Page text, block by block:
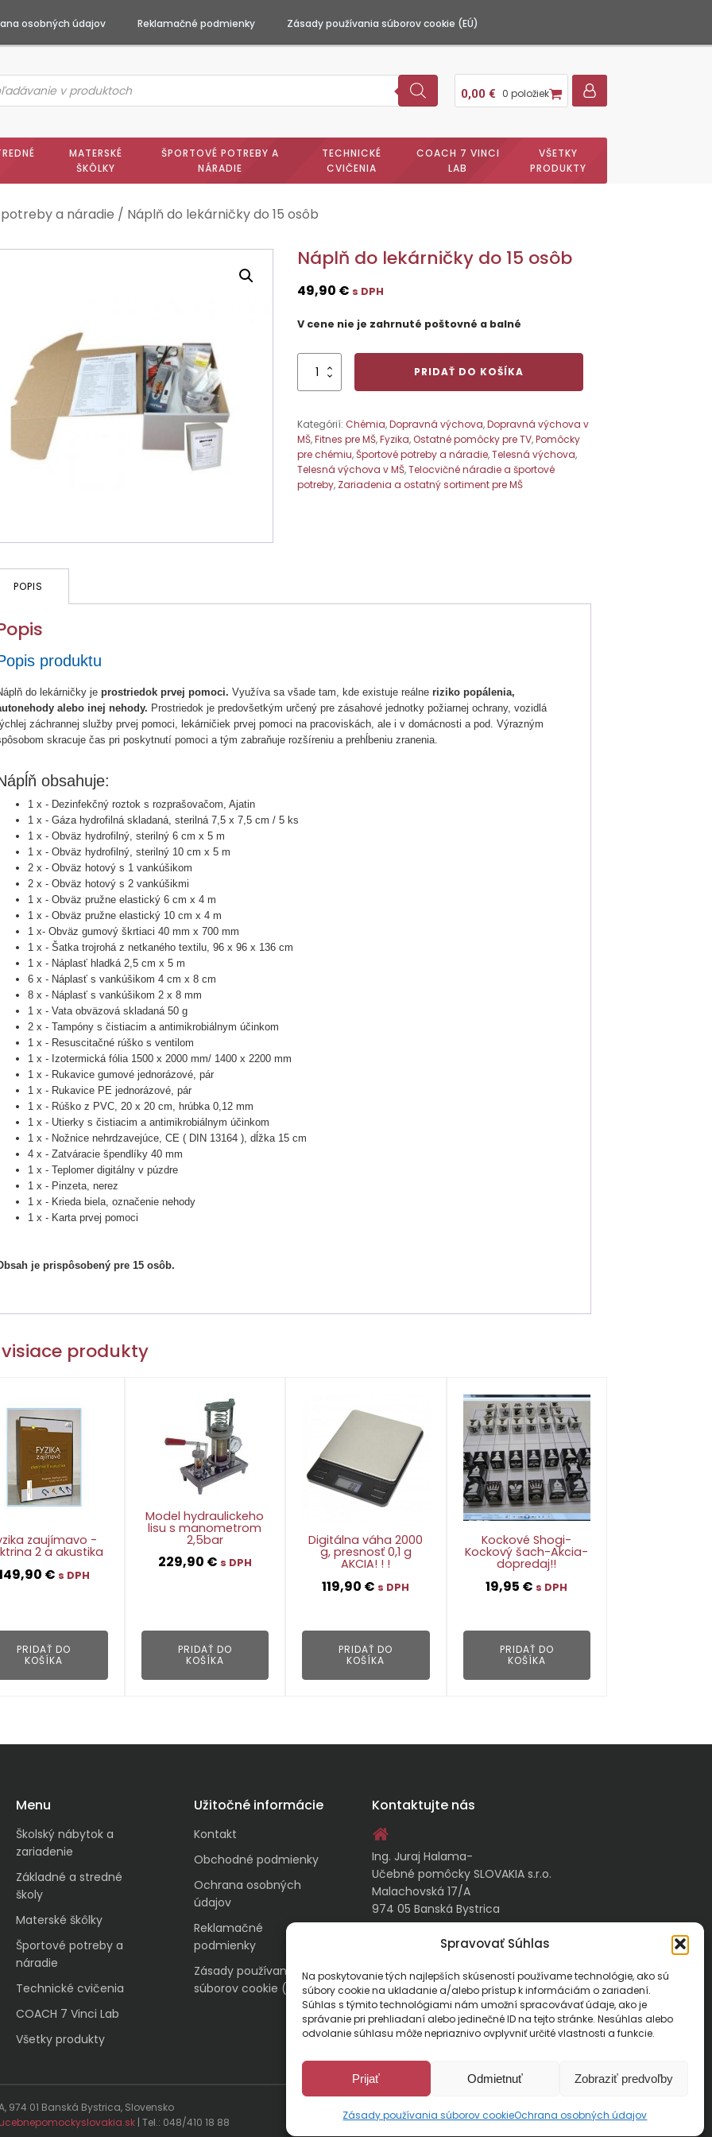
Spravovať Súhlas
Na poskytovanie tých najlepších skúseností používame technológie, ako sú
súbory cookie na ukladanie a/alebo prístup k informáciám o zariadení.
Súhlas s týmito technológiami nám umožní spracovávať údaje, ako je
správanie pri prehliadaní alebo jedinečné ID na tejto stránke. Nesúhlas alebo
odvolanie súhlasu môže nepriaznivo ovplyvniť určité vlastnosti a funkcie.
Prijať Odmietnuť Zobraziť predvoľby
Zásady používania súborov cookieOchrana osobných údajov
osobných údajov Reklamačné podmienky Zásady používania súborov cookie (EÚ)
0,00 € 0 položiek
MATERSKÉ
ŠKÔLKY
ŠPORTOVÉ POTREBY A
NÁRADIE
TECHNICKÉ
CVIČENIA
COACH 7 VINCI
LAB
VŠETKY
PRODUKTY
a náradie / Náplň do lekárničky do 15 osôb
Náplň do lekárničky do 15 osôb
49,90 € s DPH
V cene nie je zahrnuté poštovné a balné
množstvo
do
15
osôb
PRIDAŤ DO KOŠÍKA
Kategórií:Chémia,Dopravná výchova,Dopravná výchova v
MŠ,Fitnes pre MŠ,Fyzika,Ostatné pomôcky pre TV,Pomôcky
pre chémiu,Športové potreby a náradie,Telesná výchova,
Telesná výchova v MŠ,Telocvičné náradie a športové
potreby, Zariadenia a ostatný sortiment pre MŠ
POPIS
produktu
do lekárničky je prostriedok prvej pomoci. Využíva sa všade tam, kde existuje reálne riziko popálenia,
alebo inej nehody. Prostriedok je predovšetkým určený pre zásahové jednotky požiarnej ochrany, vozidlá
záchrannej služby prvej pomoci, lekárničiek prvej pomoci na pracoviskách, ale i v domácnosti a pod. Výrazným
skracuje čas pri poskytnutí pomoci a tým zabraňuje rozšíreniu a prehĺbeniu zranenia.
obsahuje:
1 x - Dezinfekčný roztok s rozprašovačom, Ajatin
1 x - Gáza hydrofilná skladaná, sterilná 7,5 x 7,5 cm / 5 ks
1 x - Obväz hydrofilný, sterilný 6 cm x 5 m
1 x - Obväz hydrofilný, sterilný 10 cm x 5 m
2 x - Obväz hotový s 1 vankúšikom
2 x - Obväz hotový s 2 vankúšikmi
1 x - Obväz pružne elastický 6 cm x 4 m
1 x - Obväz pružne elastický 10 cm x 4 m
1 x- Obväz gumový škrtiaci 40 mm x 700 mm
1 x - Šatka trojrohá z netkaného textilu, 96 x 96 x 136 cm
1 x - Náplasť hladká 2,5 cm x 5 m
6 x - Náplasť s vankúšikom 4 cm x 8 cm
8 x - Náplasť s vankúšikom 2 x 8 mm
1 x - Vata obväzová skladaná 50 g
2 x - Tampóny s čistiacim a antimikrobiálnym účinkom
1 x - Resuscitačné rúško s ventilom
1 x - Izotermická fólia 1500 x 2000 mm/ 1400 x 2200 mm
1 x - Rukavice gumové jednorázové, pár
1 x - Rukavice PE jednorázové, pár
1 x - Rúško z PVC, 20 x 20 cm, hrúbka 0,12 mm
1 x - Utierky s čistiacim a antimikrobiálnym účinkom
1 x - Nožnice nehrdzavejúce, CE ( DIN 13164 ), dĺžka 15 cm
4 x - Zatváracie špendlíky 40 mm
1 x - Teplomer digitálny v púzdre
1 x - Pinzeta, nerez
1 x - Krieda biela, označenie nehody
1 x - Karta prvej pomoci
je prispôsobený pre 15 osôb.
produkty
zaujímavo -
2 a akustika
€ s DPH
PRIDAŤ DO
KOŠÍKA
Model hydraulickeho
lisu s manometrom
2,5bar
229,90 € s DPH
PRIDAŤ DO
KOŠÍKA
Digitálna váha 2000
g, presnosť 0,1 g
AKCIA! ! !
119,90 € s DPH
PRIDAŤ DO
KOŠÍKA
Kockové Shogi-
Kockový šach-Akcia-
dopredaj!!
19,95 € s DPH
PRIDAŤ DO
KOŠÍKA
Menu
Školský nábytok a
zariadenie
Základné a stredné
školy
Materské škôlky
Športové potreby a
náradie
Technické cvičenia
COACH 7 Vinci Lab
Všetky produkty
Užitočné informácie
Kontakt
Obchodné podmienky
Ochrana osobných
údajov
Reklamačné
podmienky
Zásady používania
súborov cookie (EÚ)
Kontaktujte nás
Ing. Juraj Halama-
Učebné pomôcky SLOVAKIA s.r.o.
Malachovská 17/A
974 05 Banská Bystrica
kontakt@ucebnepomockyslovakia.sk
0917 797 357, 048/410 18 88
974 01 Banská Bystrica, Slovensko
| Tel.: 048/410 18 88
Designed bypcteam.sk